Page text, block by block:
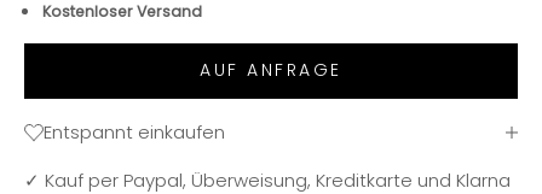
Kostenloser Versand
AUF ANFRAGE
Entspannt einkaufen
✓ Kauf per Paypal, Überweisung, Kreditkarte und Klarna